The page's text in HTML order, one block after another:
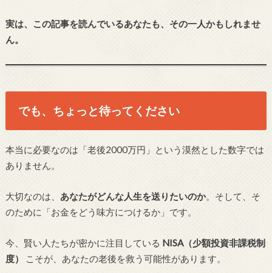
実は、この記事を読んでいるあなたも、その一人かもしれませ
ん。
でも、ちょっと待ってください
本当に必要なのは「老後2000万円」という漠然とした数字では
ありません。
大切なのは、 あなたがどんな人生を送りたいのか。そして、そ
のために「お金をどう味方につけるか」です。
今、賢い人たちが密かに注目している NISA（少額投資非課税制
度）
こそが、あなたの老後を救う可能性があります。